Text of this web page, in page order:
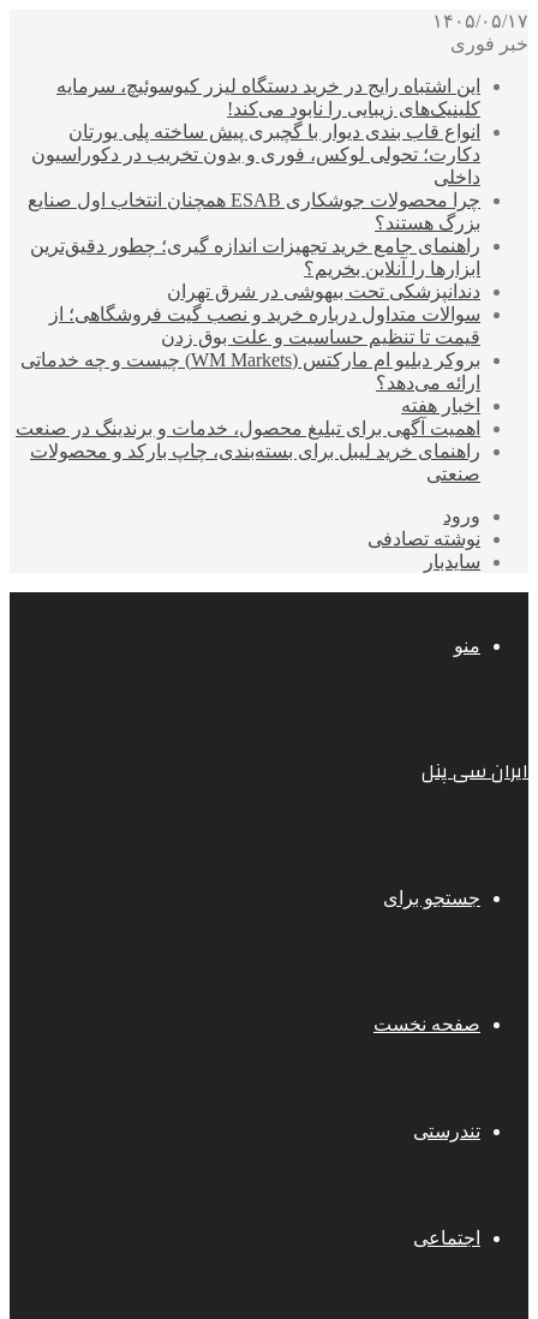
۱۴۰۵/۰۵/۱۷
خبر فوری
این اشتباه رایج در خرید دستگاه لیزر کیوسوئیچ، سرمایه
کلینیک‌های زیبایی را نابود می‌کند!
انواع قاب بندی دیوار با گچبری پیش ساخته پلی یورتان
دکارت؛ تحولی لوکس، فوری و بدون تخریب در دکوراسیون
داخلی
چرا محصولات جوشکاری ESAB همچنان انتخاب اول صنایع
بزرگ هستند؟
راهنمای جامع خرید تجهیزات اندازه گیری؛ چطور دقیق‌ترین
ابزارها را آنلاین بخریم؟
دندانپزشکی تحت بیهوشی در شرق تهران
سوالات متداول درباره خرید و نصب گیت فروشگاهی؛ از
قیمت تا تنظیم حساسیت و علت بوق زدن
بروکر دبلیو ام مارکتس (WM Markets) چیست و چه خدماتی
ارائه می‌دهد؟
اخبار هفته
اهمیت آگهی برای تبلیغ محصول، خدمات و برندینگ در صنعت
راهنمای خرید لیبل برای بسته‌بندی، چاپ بارکد و محصولات
صنعتی
ورود
نوشته تصادفی
سایدبار
منو
ایران سی پنل
جستجو برای
صفحه نخست
تندرستی
اجتماعی